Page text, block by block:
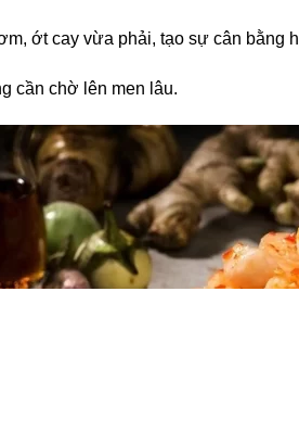
ớt cay vừa phải, tạo sự cân bằng
cần chờ lên men lâu.